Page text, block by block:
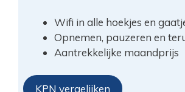
Wifi in alle hoekjes en
Opnemen, pauzeren en
Aantrekkelijke maandprijs
KPN vergelijken